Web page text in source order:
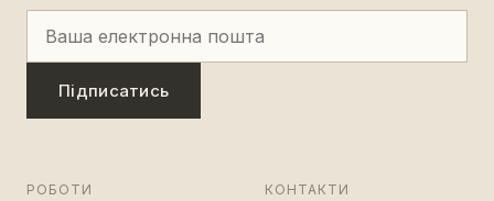
Підписатись
РОБОТИ КОНТАКТИ